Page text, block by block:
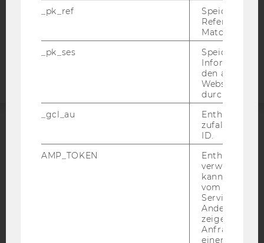
Barrierefreiheitserklärung
EQUIS
_pk_ref
Speicherung
Referrers
Matomo.
_pk_ses
Speicherung
den aktuellen
durch
_gcl_au
Enthält eine
ID.
AMP_TOKEN
Enthält ein
verwendet
kann, um
vom AMP-
Service
Andere
zeigen Opt-
Anfrage im
einen Fehler